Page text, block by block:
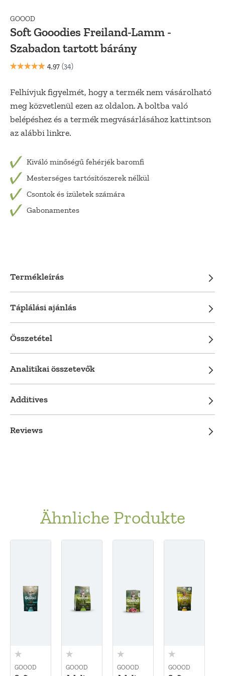
GOOOD
Soft Gooodies Freiland-Lamm -
Szabadon tartott bárány
Felhívjuk figyelmét, hogy a termék nem vásárolható
meg közvetlenül ezen az oldalon. A boltba való
belépéshez és a termék megvásárlásához kattintson
az alábbi linkre.
Kiváló minőségű fehérjék baromfi
Mesterséges tartósítószerek nélkül
Csontok és ízületek számára
Gabonamentes
Termékleírás
Táplálási ajánlás
Összetétel
Analitikai összetevők
Additives
Reviews
Ähnliche Produkte
GOOOD GOOOD GOOOD GOOOD